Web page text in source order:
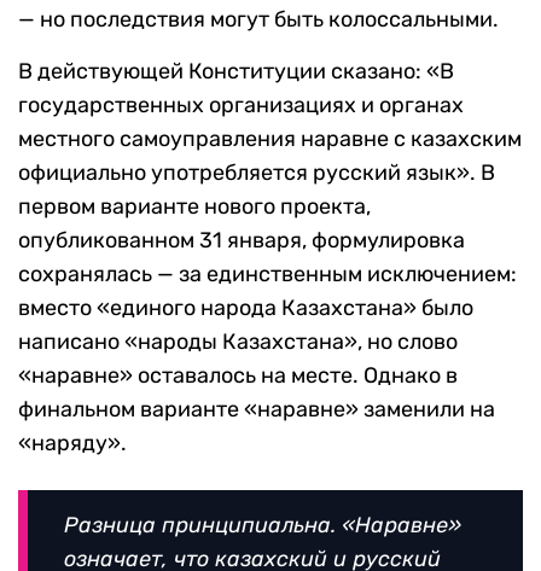
— но последствия могут быть колоссальными.
В действующей Конституции сказано: «В
государственных организациях и органах
местного самоуправления наравне с казахским
официально употребляется русский язык». В
первом варианте нового проекта,
опубликованном 31 января, формулировка
сохранялась — за единственным исключением:
вместо «единого народа Казахстана» было
написано «народы Казахстана», но слово
«наравне» оставалось на месте. Однако в
финальном варианте «наравне» заменили на
«наряду».
Разница принципиальна. «Наравне»
означает, что казахский и русский